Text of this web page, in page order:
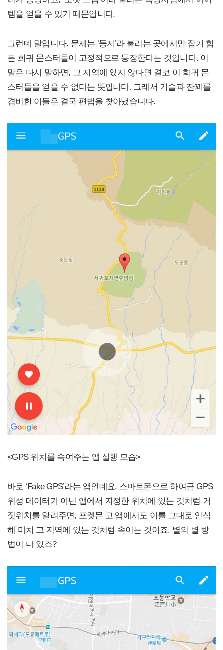
템을 얻을 수 있기 때문입니다.
그런데 말입니다. 문제는 ‘둥지’라 불리는 곳에서만 잡기 힘
든 희귀 몬스터들이 고정적으로 등장한다는 것입니다. 이
말은 다시 말하면, 그 지역에 있지 않다면 결코 이 희귀 몬
스터들을 얻을 수 없다는 뜻입니다. 그래서 기술과 잔꾀를
겸비한 이들은 결국 편법을 찾아냈습니다.
<GPS 위치를 속여주는 앱 실행 모습>
바로 ‘Fake GPS’라는 앱인데요. 스마트폰으로 하여금 GPS
위성 데이터가 아닌 앱에서 지정한 위치에 있는 것처럼 거
짓위치를 알려주면, 포켓몬 고 앱에서도 이를 그대로 인식
해 마치 그 지역에 있는 것처럼 속이는 것이죠. 별의 별 방
법이 다 있죠?